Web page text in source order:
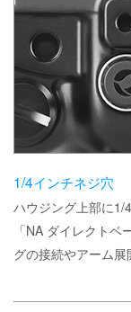
1/4インチネジ穴
ハウジング上部に1/
「NA ダイレクト
グの接続やアーム展